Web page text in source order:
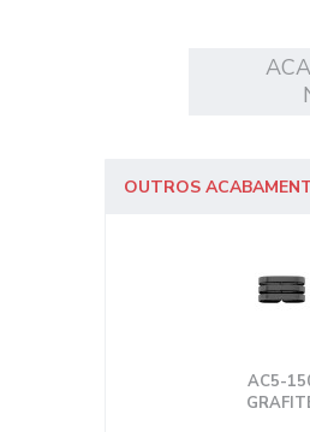
OUTROS
AC5-